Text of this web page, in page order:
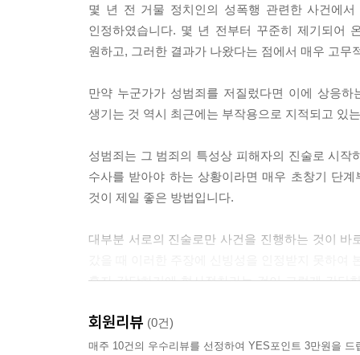
LⅤ. 공연음란죄에 관한 판결
LⅥ. 강제추행 판단기준 변경
LⅦ. 미성년자 대상 성범죄자, ‘평생→20년’간 공직
LⅨ. 수사개시 공무원/공공기관 통보?
몇 년 전 거물 정치인의 성폭행 관련한 사건에
인정하였습니다. 몇 년 전부터 꾸준히 제기되어
원하고, 그러한 결과가 나왔다는 점에서 매우 고무
만약 누군가가 성범죄를 저질렀다면 이에 상응
생기는 것 역시 최근에는 부작용으로 지적되고 있
성범죄는 그 범죄의 특성상 피해자의 진술로 시
수사를 받아야 하는 상황이라면 매우 초창기 단
것이 제일 좋은 방법입니다.
대부분 서로의 진술로만 사건을 진행하는 것이
혼자 감당하기에 형사절차라는 것이 그렇게 간단
본인의 의도와는 다르게 세상을 살다보면 예상
회원리뷰 (0건)
매주 10건의 우수리뷰를 선정하여 YES포인트 3만원을 드